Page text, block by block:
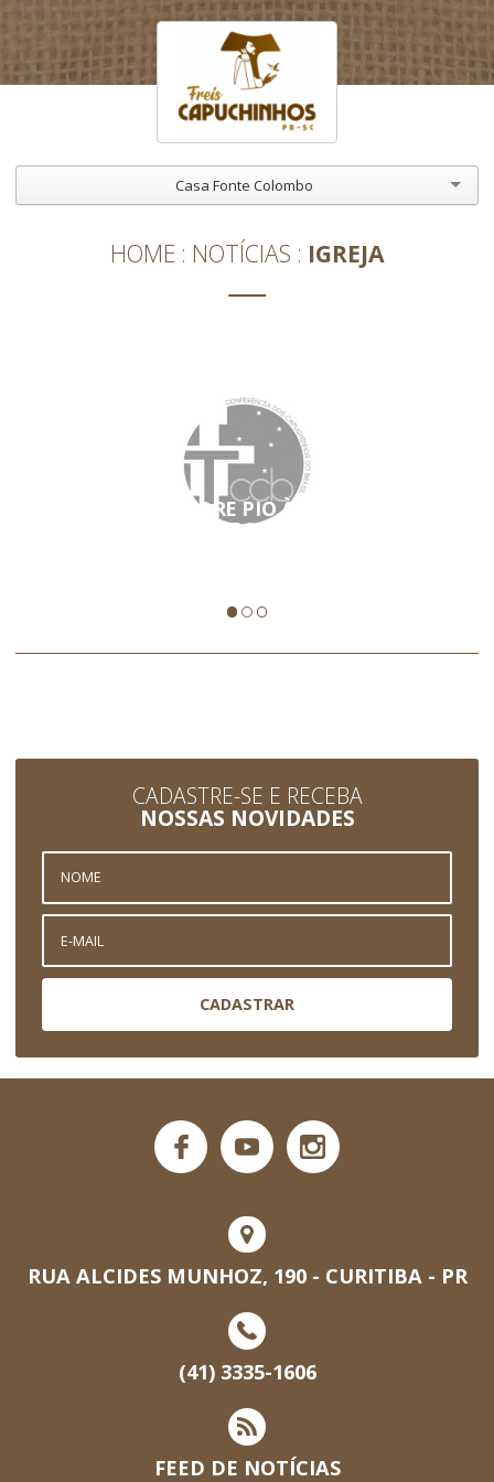
Casa Fonte Colombo
HOME NOTÍCIAS IGREJA
A VIAGEM DE PADRE PIO À ROMA : O
CAIXÃO COM O CORPO DO SANTO DEIXA
CADASTRE-SE E RECEBA
NOSSAS NOVIDADES
CADASTRAR
RUA ALCIDES MUNHOZ, 190 - CURITIBA - PR
(41) 3335-1606
FEED DE NOTÍCIAS